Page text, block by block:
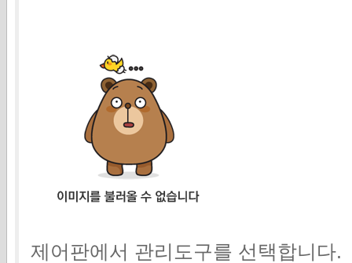
제어판에서 관리도구를 선택합니다.